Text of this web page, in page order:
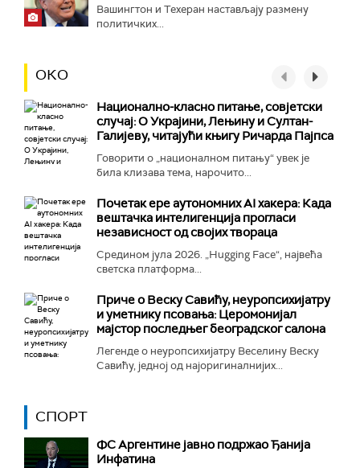
Вашингтон и Техеран настављају размену
политичких...
ОКО
Национално-класнo питање, совјетски
случај: О Украјини, Лењину и Султан-
Галијеву, читајући књигу Ричарда Пајпса
Говорити о „националном питању“ увек је
била клизава тема, нарочито...
Почетак ере аутономних AI хакера: Када
вештачка интелигенција прогласи
независност од својих твораца
Средином јула 2026. „Hugging Face“, највећа
светска платформа...
Приче о Веску Савићу, неуропсихијатру
и уметнику псовања: Церомонијал
мајстор последњег београдског салона
Легенде о неуропсихијатру Веселину Веску
Савићу, једној од најоригиналнијих...
СПОРТ
ФС Аргентине јавно подржао Ђанија
Инфатина